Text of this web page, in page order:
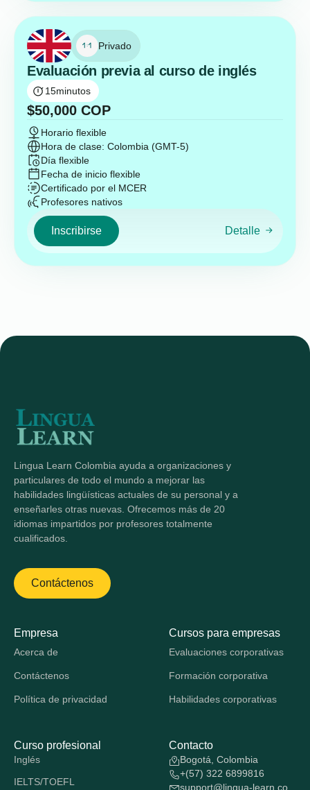
Privado
Evaluación previa al curso de inglés
15minutos
$50,000 COP
Horario flexible
Hora de clase: Colombia (GMT-5)
Día flexible
Fecha de inicio flexible
Certificado por el MCER
Profesores nativos
Inscribirse Detalle
Lingua Learn Colombia ayuda a organizaciones y
particulares de todo el mundo a mejorar las
habilidades lingüísticas actuales de su personal y a
enseñarles otras nuevas. Ofrecemos más de 20
idiomas impartidos por profesores totalmente
cualificados.
Contáctenos
Empresa
Acerca de
Contáctenos
Política de privacidad
Cursos para empresas
Evaluaciones corporativas
Formación corporativa
Habilidades corporativas
Curso profesional
Inglés
IELTS/TOEFL
Contacto
Bogotá, Colombia
+(57) 322 6899816
support@lingua-learn.co